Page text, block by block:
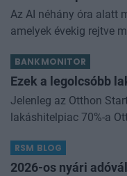
Az AI néhány óra alatt
amelyek évekig rejtve
különösen nagy...
BANKMONITOR
Ezek a legolcsóbb
Jelenleg az Otthon
lakáshitelpiac 70%-a
bank adja a
RSM BLOG
2026-os nyári